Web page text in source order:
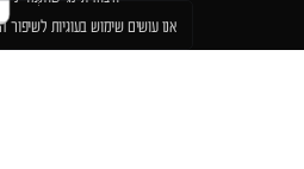
אנו עושים שימוש בעוגיות לשיפור